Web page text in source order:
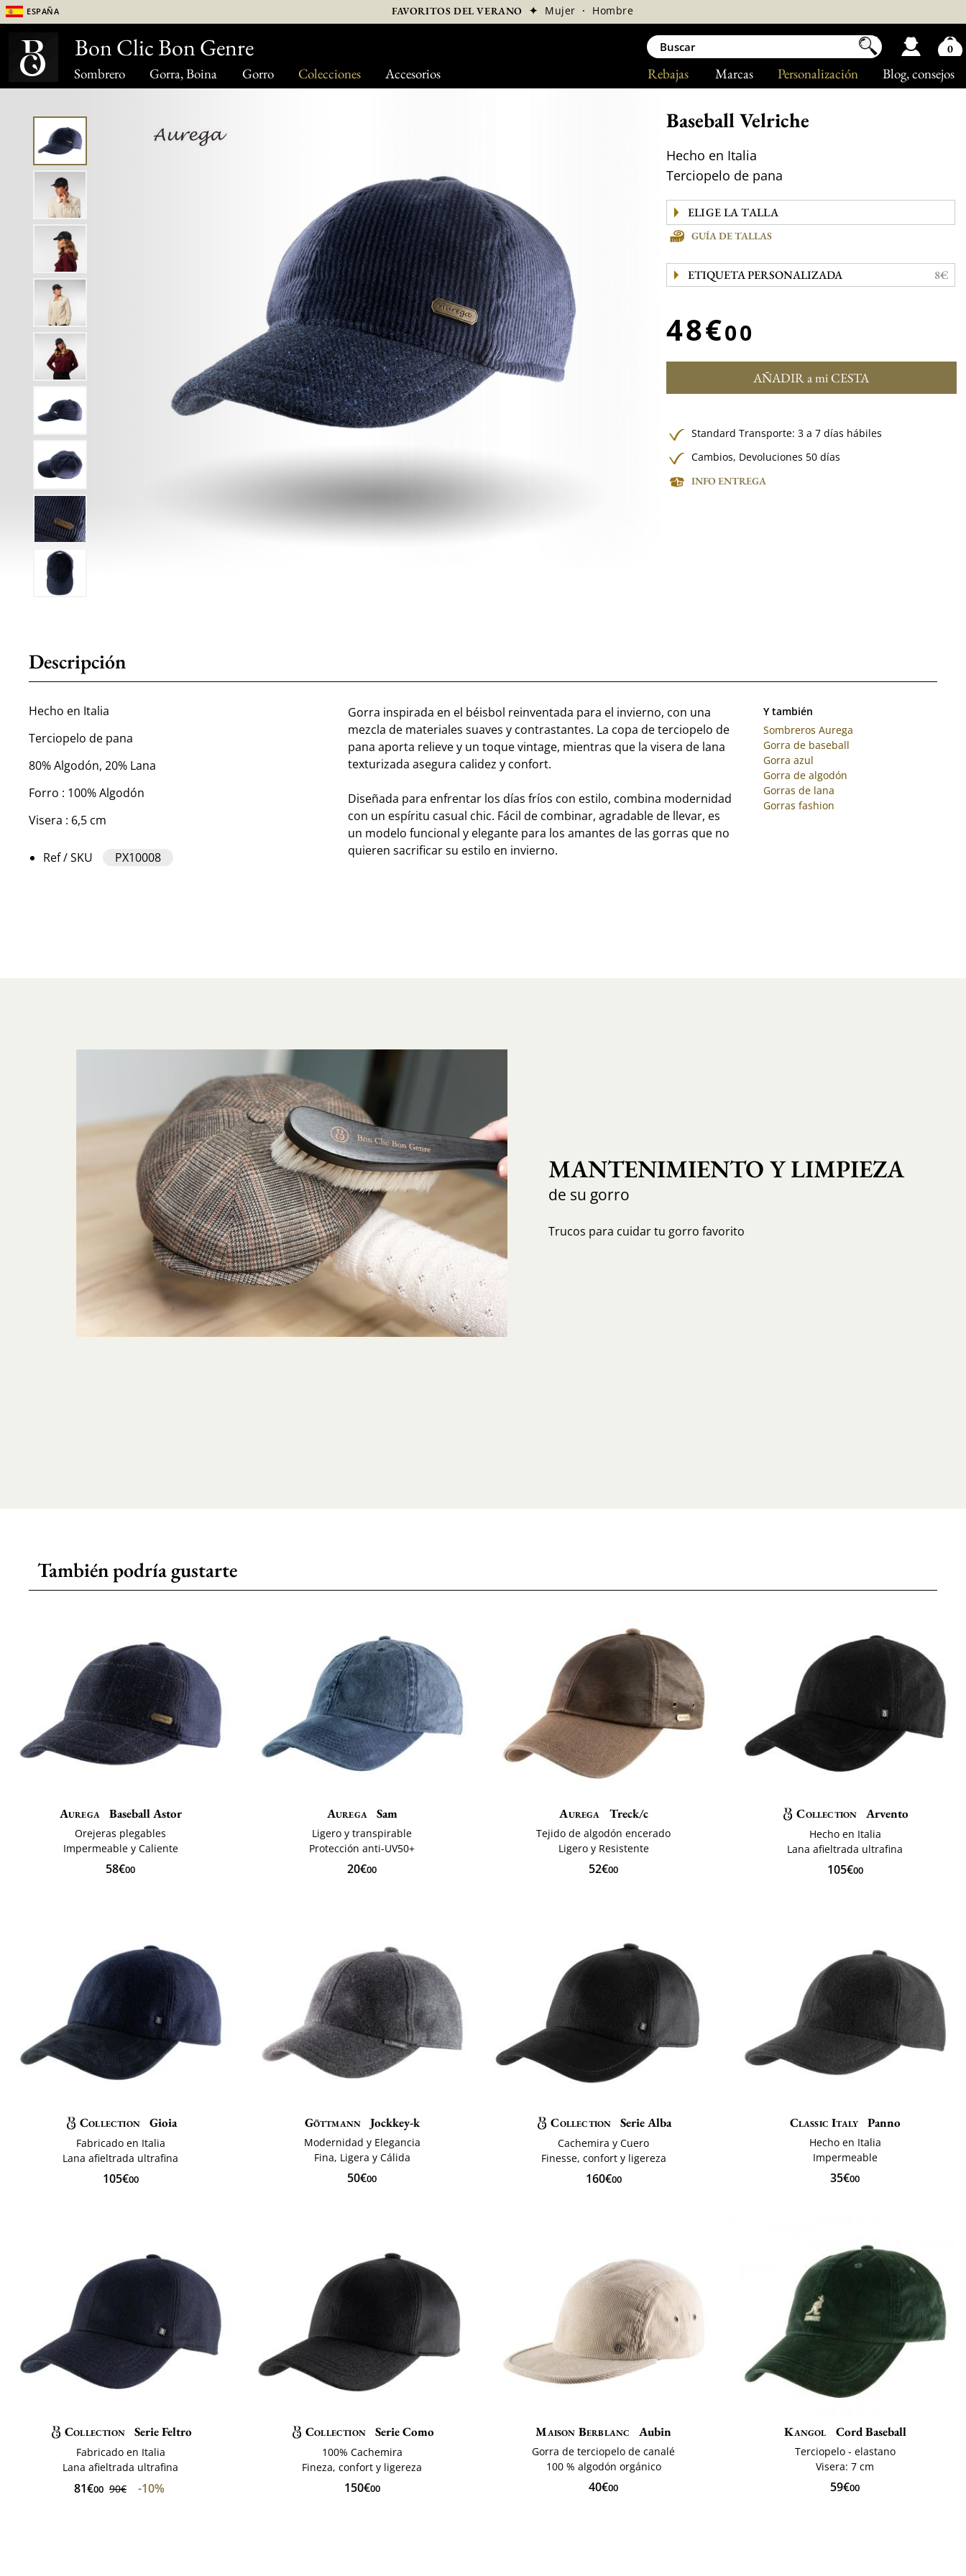
Sombrero Gorra, Boina Gorro Colecciones Accesorios Blog, consejos
Personalización
Marcas
Rebajas
España FAVORITOS DEL VERANO ✦ Mujer · Hombre
Baseball Velriche
Hecho en Italia
Terciopelo de pana
GUÍA DE TALLAS
ETIQUETA PERSONALIZADA 8€
48€00
AÑADIR a mi CESTA
Standard Transporte: 3 a 7 días hábiles
Cambios, Devoluciones 50 días
INFO ENTREGA
Descripción
Hecho en Italia
Terciopelo de pana
80% Algodón, 20% Lana
Forro : 100% Algodón
Visera : 6,5 cm
Ref / SKU PX10008
Gorra inspirada en el béisbol reinventada para el invierno, con una
mezcla de materiales suaves y contrastantes. La copa de terciopelo de
pana aporta relieve y un toque vintage, mientras que la visera de lana
texturizada asegura calidez y confort.
Diseñada para enfrentar los días fríos con estilo, combina modernidad
con un espíritu casual chic. Fácil de combinar, agradable de llevar, es
un modelo funcional y elegante para los amantes de las gorras que no
quieren sacrificar su estilo en invierno.
Y también
Sombreros Aurega
Gorra de baseball
Gorra azul
Gorra de algodón
Gorras de lana
Gorras fashion
MANTENIMIENTO Y LIMPIEZA
de su gorro
Trucos para cuidar tu gorro favorito
También podría gustarte
Aurega Baseball Astor
Orejeras plegables
Impermeable y Caliente
58€00
Aurega Sam
Ligero y transpirable
Protección anti-UV50+
20€00
Aurega Treck/c
Tejido de algodón encerado
Ligero y Resistente
52€00
Collection Arvento
Hecho en Italia
Lana afieltrada ultrafina
105€00
Collection Gioia
Fabricado en Italia
Lana afieltrada ultrafina
105€00
Göttmann Jockkey-k
Modernidad y Elegancia
Fina, Ligera y Cálida
50€00
Collection Serie Alba
Cachemira y Cuero
Finesse, confort y ligereza
160€00
Classic Italy Panno
Hecho en Italia
Impermeable
35€00
Collection Serie Feltro
Fabricado en Italia
Lana afieltrada ultrafina
81€00 90€ -10%
Collection Serie Como
100% Cachemira
Fineza, confort y ligereza
150€00
Maison Berblanc Aubin
Gorra de terciopelo de canalé
100 % algodón orgánico
40€00
Kangol Cord Baseball
Terciopelo - elastano
Visera: 7 cm
59€00
Bon Clic Bon Genre 0